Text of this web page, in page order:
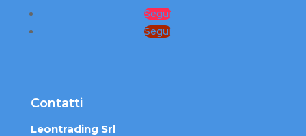
Segui
Segui
Contatti
Leontrading Srl